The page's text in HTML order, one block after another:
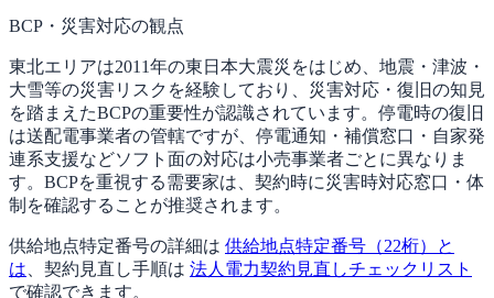
BCP・災害対応の観点
東北エリアは2011年の東日本大震災をはじめ、地震・津波・
大雪等の災害リスクを経験しており、災害対応・復旧の知見
を踏まえたBCPの重要性が認識されています。停電時の復旧
は送配電事業者の管轄ですが、停電通知・補償窓口・自家発
連系支援などソフト面の対応は小売事業者ごとに異なりま
す。BCPを重視する需要家は、契約時に災害時対応窓口・体
制を確認することが推奨されます。
供給地点特定番号の詳細は 供給地点特定番号（22桁）と
は 、契約見直し手順は 法人電力契約見直しチェックリスト
で確認できます。